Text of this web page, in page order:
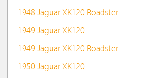
1948 Jaguar XK120 Roadster
1949 Jaguar XK120
1949 Jaguar XK120 Roadster
1950 Jaguar XK120